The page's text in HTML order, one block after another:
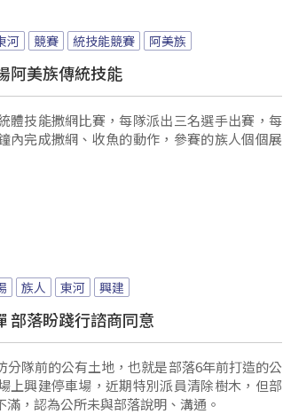
河 競賽 統技能競賽 阿美族
阿美族傳統技能
體技能撒網比賽，每隊派出三名選手出賽，每
內完成撒網、收魚的動作，參賽的族人個個展
族人 東河 興建
部落盼踐行諮商同意
分隊前的公有土地，也就是部落6年前打造的公
上興建停車場，近期特別派員清除樹木，但部
，認為公所未與部落說明、溝通。